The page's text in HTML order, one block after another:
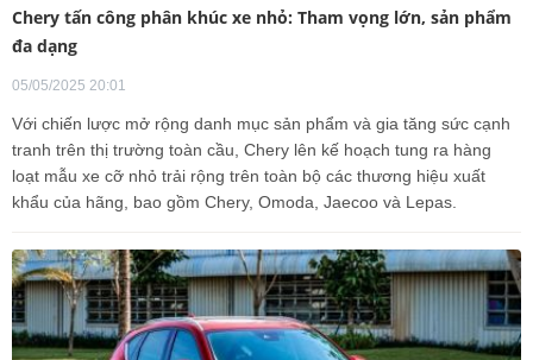
Chery tấn công phân khúc xe nhỏ: Tham vọng lớn, sản phẩm
đa dạng
05/05/2025 20:01
Với chiến lược mở rộng danh mục sản phẩm và gia tăng sức cạnh
tranh trên thị trường toàn cầu, Chery lên kế hoạch tung ra hàng
loạt mẫu xe cỡ nhỏ trải rộng trên toàn bộ các thương hiệu xuất
khẩu của hãng, bao gồm Chery, Omoda, Jaecoo và Lepas.